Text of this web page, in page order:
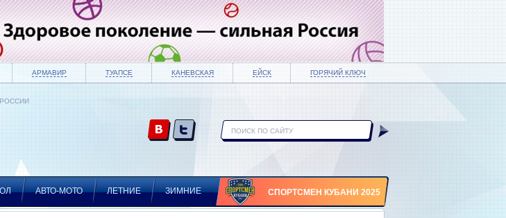
АРМАВИР ТУАПСЕ КАНЕВСКАЯ ЕЙСК ГОРЯЧИЙ КЛЮЧ
АВТО-МОТО ЛЕТНИЕ ЗИМНИЕ СПОРТСМЕН КУБАНИ 2025